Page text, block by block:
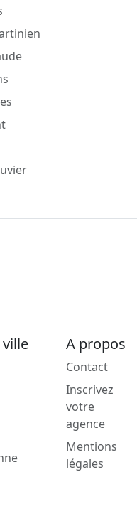
A propos
Contact
Inscrivez
votre
agence
Mentions
légales